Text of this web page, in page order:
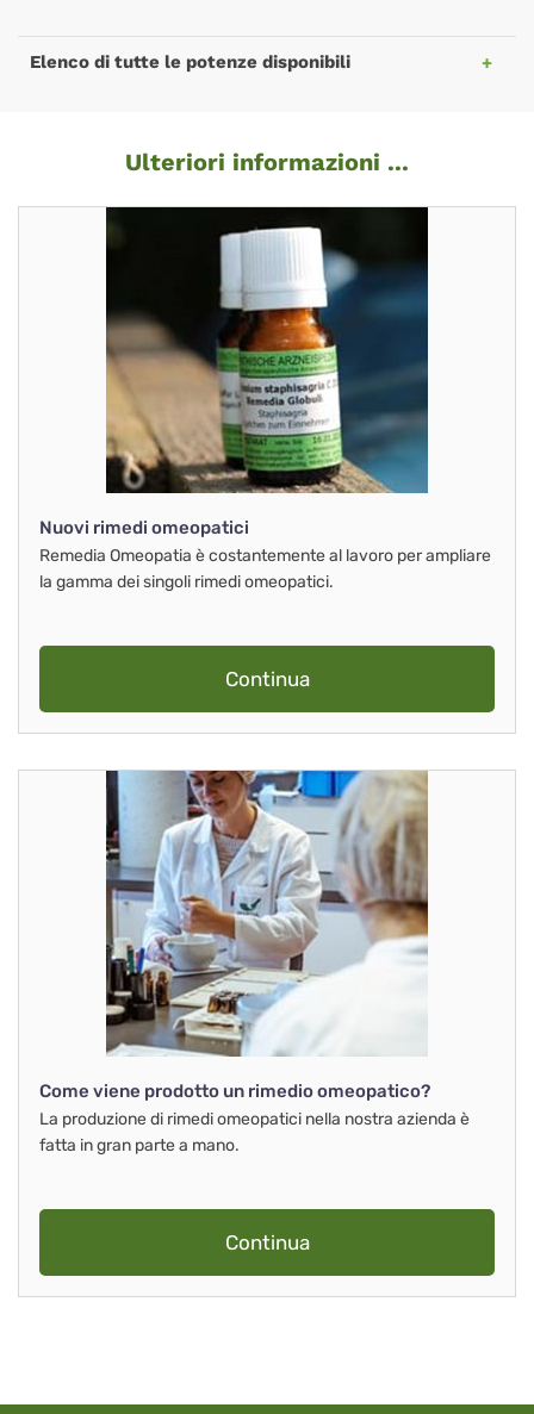
Elenco di tutte le potenze disponibili
Ulteriori informazioni ...
Nuovi rimedi omeopatici
Remedia Omeopatia è costantemente al lavoro per ampliare
la gamma dei singoli rimedi omeopatici.
Continua
Come viene prodotto un rimedio omeopatico?
La produzione di rimedi omeopatici nella nostra azienda è
fatta in gran parte a mano.
Continua